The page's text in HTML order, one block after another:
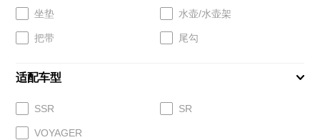
坐垫 水壶/水壶架
把带 尾勾
适配车型
SSR SR
VOYAGER